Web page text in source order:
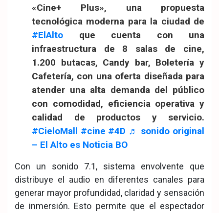
«Cine+ Plus», una propuesta
tecnológica moderna para la ciudad de
#ElAlto que cuenta con una
infraestructura de 8 salas de cine,
1.200 butacas, Candy bar, Boletería y
Cafetería, con una oferta diseñada para
atender una alta demanda del público
con comodidad, eficiencia operativa y
calidad de productos y servicio.
#CieloMall #cine #4D ♬ sonido original
– El Alto es Noticia BO
Con un sonido 7.1, sistema envolvente que
distribuye el audio en diferentes canales para
generar mayor profundidad, claridad y sensación
de inmersión. Esto permite que el espectador